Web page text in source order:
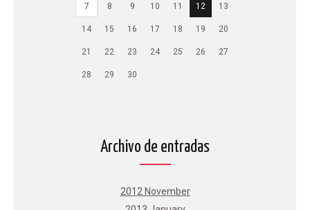
7 8 9 10 11 12 13
14 15 16 17 18 19 20
21 22 23 24 25 26 27
28 29 30
Archivo de entradas
2012 November